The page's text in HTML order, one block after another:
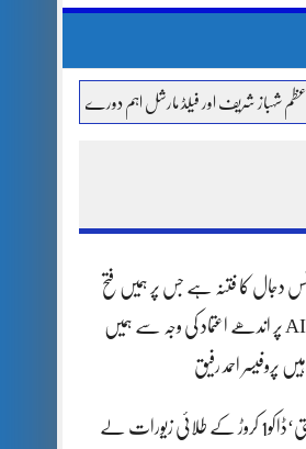
شریف اور فیلڈ مارشل اہم دورے پر سعودی عرب روانہ
دجال کا فتنہ ہے جس پر ہمیں فتح
حاصل ہو گی،AI پر اندھے اعتماد کی وجہ سے ہمیں
پروفیسر احمد رفیق
کلرسیداں ڈکیتی‘ڈاکو1 کروڑ کے طلائی زیورات لے